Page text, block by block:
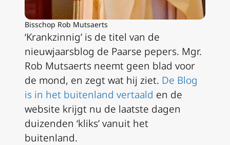
Bisschop Rob Mutsaerts
‘Krankzinnig’ is de titel van de
nieuwjaarsblog de Paarse pepers. Mgr.
Rob Mutsaerts neemt geen blad voor
de mond, en zegt wat hij ziet. De Blog
is in het buitenland vertaald en de
website krijgt nu de laatste dagen
duizenden ‘kliks’ vanuit het
buitenland.